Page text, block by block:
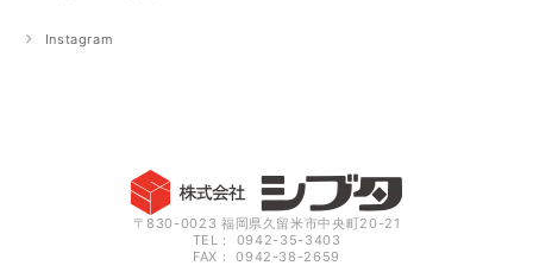
Instagram
〒830-0023 福岡県久留米市中央町20-21
TEL： 0942-35-3403
FAX： 0942-38-2659